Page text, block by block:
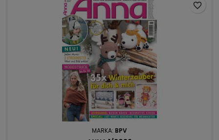
MARKA: BPV
favorite_border